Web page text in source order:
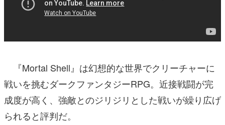
『Mortal Shell』は幻想的な世界でクリーチャーに
戦いを挑むダークファンタジーRPG。近接戦闘が完
成度が高く、強敵とのジリジリとした戦いが繰り広げ
られると評判だ。